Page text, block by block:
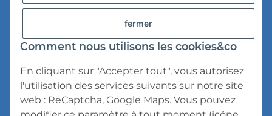
Conditions d'utilisation
fermer
Comment nous utilisons les cookies&co
En cliquant sur "Accepter tout", vous autorisez
l'utilisation des services suivants sur notre site
web : ReCaptcha, Google Maps. Vous pouvez